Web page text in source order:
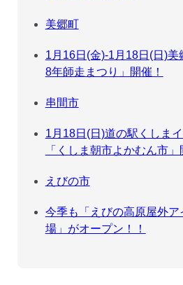
美郷町
1月16日(金)‐1月18日(日)
8年師走まつり」開催！
串間市
1月18日(日)道の駅くしま
「くしま朝市よかむん市」
えびの市
今季も「えびの高原屋外ア
場」がオープン！！